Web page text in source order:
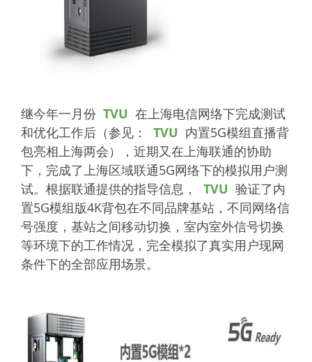
继今年一月份 TVU 在上海电信网络下完成测试
和优化工作后（参见： TVU 内置5G模组直播背
包亮相上海两会），近期又在上海联通的协助
下，完成了上海区域联通5G网络下的模拟用户测
试。根据联通提供的指导信息， TVU 验证了内
置5G模组版4K背包在不同品牌基站，不同网络信
号强度，基站之间移动切换，室内室外信号切换
等环境下的工作情况，完全模拟了真实用户现网
条件下的全部应用场景。